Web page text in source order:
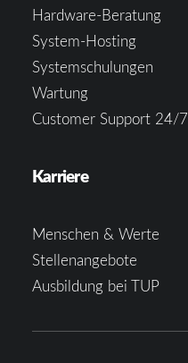
Hardware-Beratung
System-Hosting
Systemschulungen
Wartung
Customer Support 24/7
Karriere
Menschen & Werte
Stellenangebote
Ausbildung bei TUP